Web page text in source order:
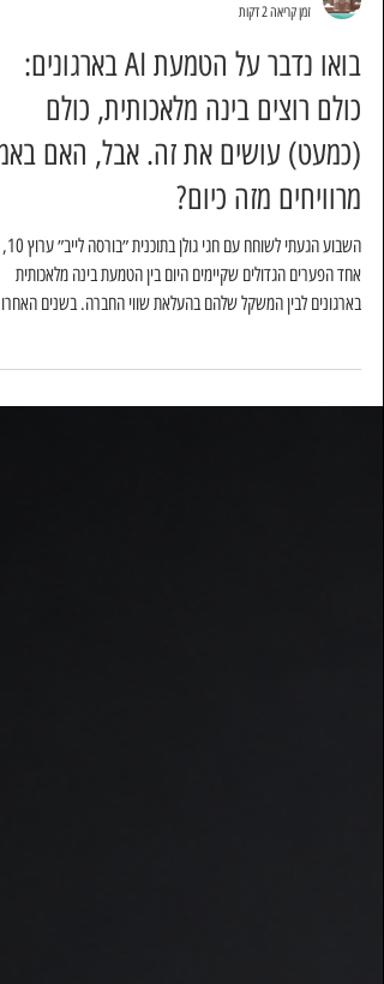
זמן קריאה 2 דקות
בואו נדבר על הטמעת AI בארגונים:
כולם רוצים בינה מלאכותית, כולם
(כמעט) עושים את זה. אבל, האם
מרוויחים מזה כיום?
השבוע